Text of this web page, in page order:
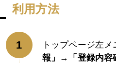
利用方法
トップページ左
報」→「登録内容